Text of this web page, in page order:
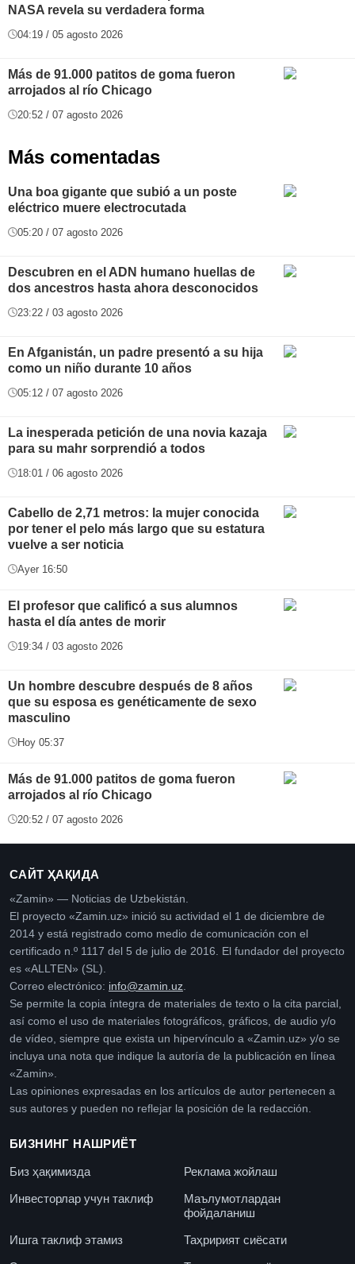
NASA revela su verdadera forma
04:19 / 05 agosto 2026
Más de 91.000 patitos de goma fueron
arrojados al río Chicago
20:52 / 07 agosto 2026
Más comentadas
Una boa gigante que subió a un poste
eléctrico muere electrocutada
05:20 / 07 agosto 2026
Descubren en el ADN humano huellas de
dos ancestros hasta ahora desconocidos
23:22 / 03 agosto 2026
En Afganistán, un padre presentó a su hija
como un niño durante 10 años
05:12 / 07 agosto 2026
La inesperada petición de una novia kazaja
para su mahr sorprendió a todos
18:01 / 06 agosto 2026
Cabello de 2,71 metros: la mujer conocida
por tener el pelo más largo que su estatura
vuelve a ser noticia
Ayer 16:50
El profesor que calificó a sus alumnos
hasta el día antes de morir
19:34 / 03 agosto 2026
Un hombre descubre después de 8 años
que su esposa es genéticamente de sexo
masculino
Hoy 05:37
Más de 91.000 patitos de goma fueron
arrojados al río Chicago
20:52 / 07 agosto 2026
САЙТ ҲАҚИДА
«Zamin» — Noticias de Uzbekistán.
El proyecto «Zamin.uz» inició su actividad el 1 de diciembre de
2014 y está registrado como medio de comunicación con el
certificado n.º 1117 del 5 de julio de 2016. El fundador del proyecto
es «ALLTEN» (SL).
Correo electrónico: info@zamin.uz
Se permite la copia íntegra de materiales de texto o la cita parcial,
así como el uso de materiales fotográficos, gráficos, de audio y/o
de vídeo, siempre que exista un hipervínculo a «Zamin.uz» y/o se
incluya una nota que indique la autoría de la publicación en línea
«Zamin».
Las opiniones expresadas en los artículos de autor pertenecen a
sus autores y pueden no reflejar la posición de la redacción.
БИЗНИНГ НАШРИЁТ
Биз ҳақимизда
Реклама жойлаш
Инвесторлар учун таклиф
Маълумотлардан
фойдаланиш
Ишга таклиф этамиз
Таҳририят сиёсати